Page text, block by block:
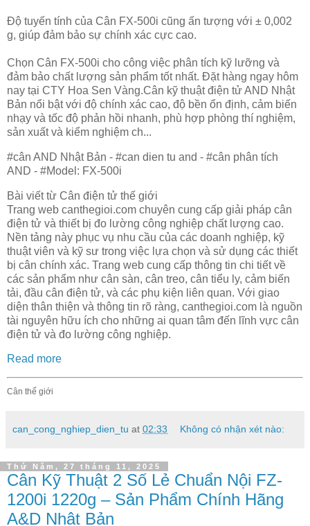
Độ tuyến tính của Cân FX-500i cũng ấn tượng với ± 0,002
g, giúp đảm bảo sự chính xác cực cao.
Chọn Cân FX-500i cho công việc phân tích kỹ lưỡng và
đảm bảo chất lượng sản phẩm tốt nhất. Đặt hàng ngay hôm
nay tại CTY Hoa Sen Vàng.Cân kỹ thuật điện tử AND Nhật
Bản nổi bật với độ chính xác cao, độ bền ổn định, cảm biến
nhạy và tốc độ phản hồi nhanh, phù hợp phòng thí nghiệm,
sản xuất và kiểm nghiệm ch...
#cân AND Nhật Bản - #can dien tu and - #cân phân tích
AND - #Model: FX-500i
Bài viết từ Cân điện tử thế giới
Trang web canthegioi.com chuyên cung cấp giải pháp cân
điện tử và thiết bị đo lường công nghiệp chất lượng cao.
Nền tảng này phục vụ nhu cầu của các doanh nghiệp, kỹ
thuật viên và kỹ sư trong việc lựa chọn và sử dụng các thiết
bị cân chính xác. Trang web cung cấp thông tin chi tiết về
các sản phẩm như cân sàn, cân treo, cân tiểu ly, cảm biến
tải, đầu cân điện tử, và các phụ kiện liên quan. Với giao
diện thân thiện và thông tin rõ ràng, canthegioi.com là nguồn
tài nguyên hữu ích cho những ai quan tâm đến lĩnh vực cân
điện tử và đo lường công nghiệp.
Read more
Cân thế giới
can_cong_nghiep_dien_tu at 02:33 Không có nhận xét nào:
Thứ Năm, 27 tháng 11, 2025
Cân Kỹ Thuật 2 Số Lẻ Chuẩn Nội FZ-
1200i 1220g – Sản Phẩm Chính Hãng
A&D Nhật Bản